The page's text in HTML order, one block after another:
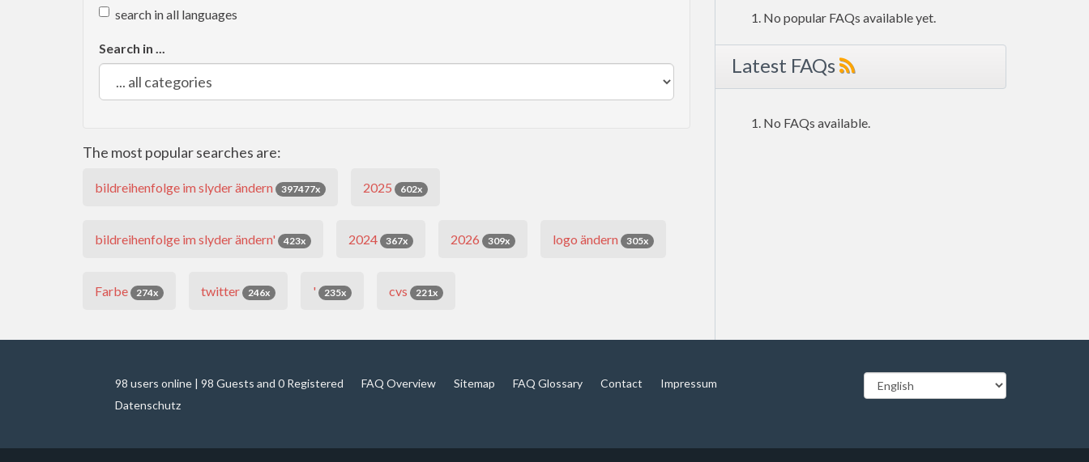
search in all languages
Search in ...
The most popular searches are:
bildreihenfolge im slyder ändern 397477x 2025 602x
bildreihenfolge im slyder ändern' 423x 2024 367x 2026 309x logo ändern 305x
Farbe 274x twitter 246x ' 235x cvs 221x
No popular FAQs available yet.
Latest FAQs
No FAQs available.
98 users online | 98 Guests and 0 Registered FAQ Overview Sitemap FAQ Glossary Contact
Impressum
Datenschutz